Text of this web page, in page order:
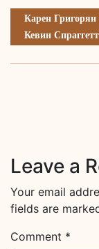
Карен Григорян
Кевин Спраггетт
Leave a
Your email
fields are
Comment *